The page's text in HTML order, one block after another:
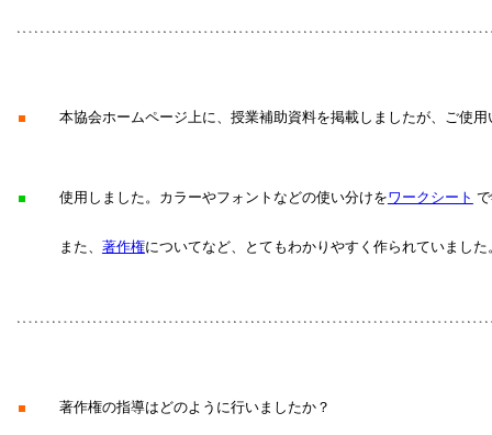
■ 本協会ホームページ上に、授業補助資料を掲載しましたが、ご使
■ 使用しました。カラーやフォントなどの使い分けをワークシート
また、 著作権についてなど、とてもわかりやすく作られていました
■ 著作権の指導はどのように行いましたか？